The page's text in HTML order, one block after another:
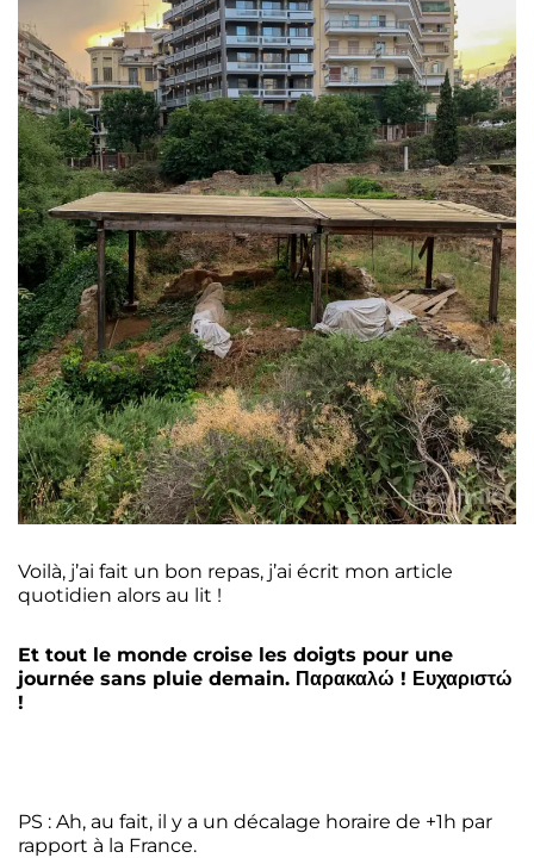
Voilà, j’ai fait un bon repas, j’ai écrit mon article
quotidien alors au lit !
Et tout le monde croise les doigts pour une
journée sans pluie demain. Παρακαλώ ! Ευχαριστώ
!
PS : Ah, au fait, il y a un décalage horaire de +1h par
rapport à la France.